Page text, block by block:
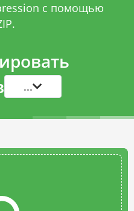
с помощью
.
...